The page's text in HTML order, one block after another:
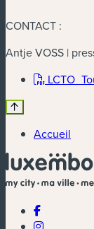
CONTACT :
Antje VOSS |
Accueil